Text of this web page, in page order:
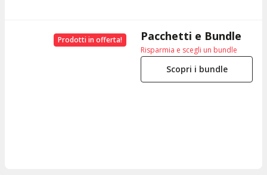
Prodotti in offerta! Pacchetti e Bundle
Risparmia e scegli un bundle
Scopri i bundle